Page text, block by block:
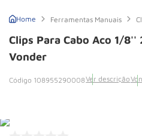
Ferramentas Manuais
Clips Para Cabo Aco 1/
Vonder
108955290008Ver descrição
3º Macaco Hidraulico